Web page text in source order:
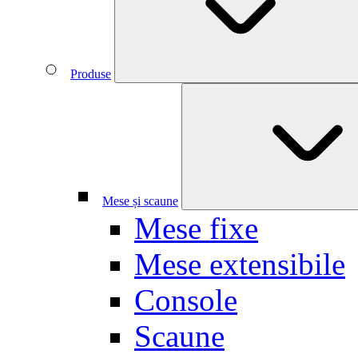
Produse
Mese și scaune
Mese fixe
Mese extensibile
Console
Scaune